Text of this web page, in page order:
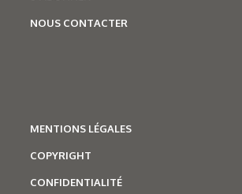
NOUS CONTACTER
MENTIONS LÉGALES
COPYRIGHT
CONFIDENTIALITÉ